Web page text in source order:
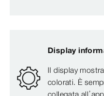
Display
Il display
colorati. È
collegata